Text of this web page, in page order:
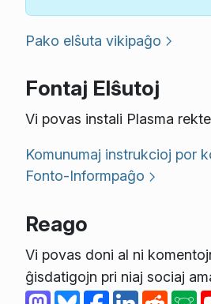
Pako elŝuta vikipaĝo
Fontaj Elŝutoj
Vi povas instali Plasma
Komunumaj instrukcioj por
Fonto-Informpaĝo
Reago
Vi povas doni al ni
ĝisdatigojn pri niaj sociaj